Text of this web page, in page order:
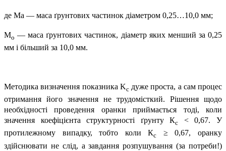
де Ma — маса ґрунтових частинок діаметром 0,25…10,0 мм;
Mo — маса ґрунтових частинок, діаметр яких менший за 0,25
мм і більший за 10,0 мм.
Методика визначення показника Kcдуже проста, а сам процес
отримання його значення не трудомісткий. Рішення щодо
необхідності проведення оранки приймається тоді, коли
значення коефіцієнта структурності ґрунту Кс < 0,67. У
протилежному випадку, тобто коли Кс ≥ 0,67, оранку
здійснювати не слід, а завдання розпушування (за потреби!)